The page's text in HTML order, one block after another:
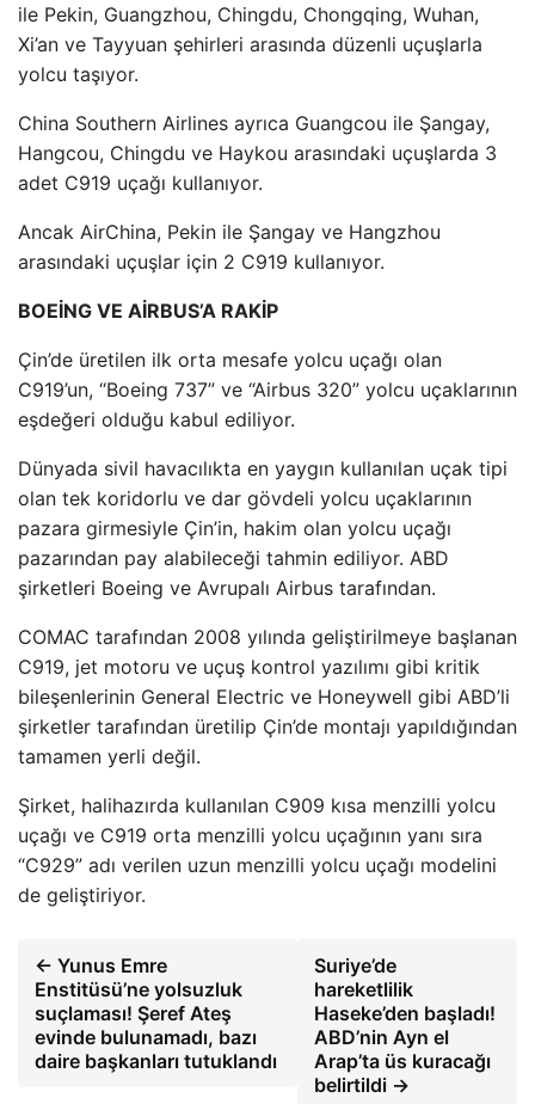
ile Pekin, Guangzhou, Chingdu, Chongqing, Wuhan,
Xi’an ve Tayyuan şehirleri arasında düzenli uçuşlarla
yolcu taşıyor.
China Southern Airlines ayrıca Guangcou ile Şangay,
Hangcou, Chingdu ve Haykou arasındaki uçuşlarda 3
adet C919 uçağı kullanıyor.
Ancak AirChina, Pekin ile Şangay ve Hangzhou
arasındaki uçuşlar için 2 C919 kullanıyor.
BOEİNG VE AİRBUS’A RAKİP
Çin’de üretilen ilk orta mesafe yolcu uçağı olan
C919’un, “Boeing 737” ve “Airbus 320” yolcu uçaklarının
eşdeğeri olduğu kabul ediliyor.
Dünyada sivil havacılıkta en yaygın kullanılan uçak tipi
olan tek koridorlu ve dar gövdeli yolcu uçaklarının
pazara girmesiyle Çin’in, hakim olan yolcu uçağı
pazarından pay alabileceği tahmin ediliyor. ABD
şirketleri Boeing ve Avrupalı ​​Airbus tarafından.
COMAC tarafından 2008 yılında geliştirilmeye başlanan
C919, jet motoru ve uçuş kontrol yazılımı gibi kritik
bileşenlerinin General Electric ve Honeywell gibi ABD’li
şirketler tarafından üretilip Çin’de montajı yapıldığından
tamamen yerli değil.
Şirket, halihazırda kullanılan C909 kısa menzilli yolcu
uçağı ve C919 orta menzilli yolcu uçağının yanı sıra
“C929” adı verilen uzun menzilli yolcu uçağı modelini
de geliştiriyor.
← Yunus Emre
Enstitüsü’ne yolsuzluk
suçlaması! Şeref Ateş
evinde bulunamadı, bazı
daire başkanları tutuklandı
Suriye’de
hareketlilik
Haseke’den başladı!
ABD’nin Ayn el
Arap’ta üs kuracağı
belirtildi →